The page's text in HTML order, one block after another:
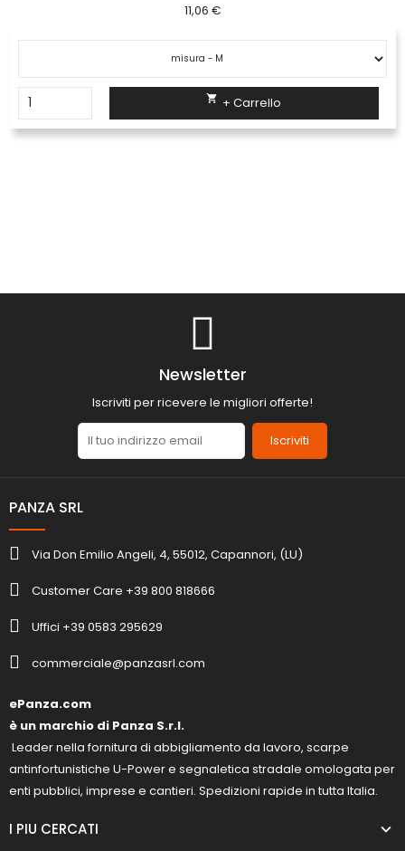
11,06 €
 + Carrello
Newsletter
Iscriviti per ricevere le migliori offerte!
Iscriviti
PANZA SRL
Via Don Emilio Angeli, 4, 55012, Capannori, (LU)
Customer Care +39 800 818666
Uffici +39 0583 295629
commerciale@panzasrl.com
ePanza.com
è un marchio di Panza S.r.l.
Leader nella fornitura di abbigliamento da lavoro, scarpe
antinfortunistiche U-Power e segnaletica stradale omologata per
enti pubblici, imprese e cantieri. Spedizioni rapide in tutta Italia.
I PIU CERCATI